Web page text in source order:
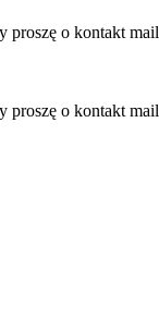
o kontakt
o kontakt